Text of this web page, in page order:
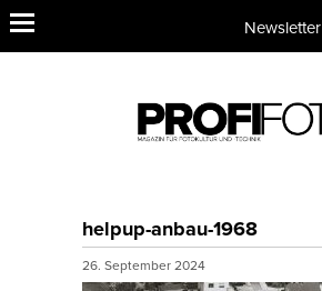
Newsletter
helpup-anbau-1968
26. September 2024